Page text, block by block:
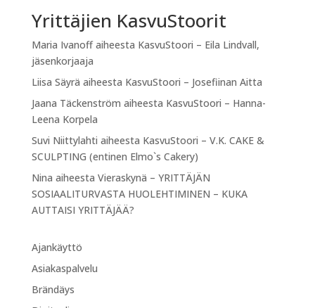
Yrittäjien KasvuStoorit
Maria Ivanoffaiheesta KasvuStoori – Eila Lindvall,
jäsenkorjaaja
Liisa Säyrä aiheesta KasvuStoori – Josefiinan Aitta
Jaana Täckenström aiheesta KasvuStoori – Hanna-
Leena Korpela
Suvi Niittylahti aiheesta KasvuStoori – V.K. CAKE &
SCULPTING (entinen Elmo`s Cakery)
Nina aiheesta Vieraskynä – YRITTÄJÄN
SOSIAALITURVASTA HUOLEHTIMINEN – KUKA
AUTTAISI YRITTÄJÄÄ?
Ajankäyttö
Asiakaspalvelu
Brändäys